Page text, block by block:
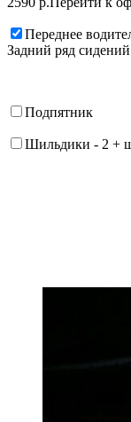
Переднее
Задний ряд сидений
Подпятник
Шильдики - 2 +